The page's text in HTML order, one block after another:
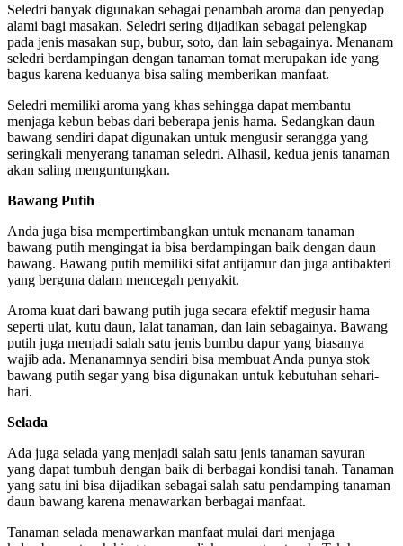
Seledri banyak digunakan sebagai penambah aroma dan penyedap
alami bagi masakan. Seledri sering dijadikan sebagai pelengkap
pada jenis masakan sup, bubur, soto, dan lain sebagainya. Menanam
seledri berdampingan dengan tanaman tomat merupakan ide yang
bagus karena keduanya bisa saling memberikan manfaat.
Seledri memiliki aroma yang khas sehingga dapat membantu
menjaga kebun bebas dari beberapa jenis hama. Sedangkan daun
bawang sendiri dapat digunakan untuk mengusir serangga yang
seringkali menyerang tanaman seledri. Alhasil, kedua jenis tanaman
akan saling menguntungkan.
Bawang Putih
Anda juga bisa mempertimbangkan untuk menanam tanaman
bawang putih mengingat ia bisa berdampingan baik dengan daun
bawang. Bawang putih memiliki sifat antijamur dan juga antibakteri
yang berguna dalam mencegah penyakit.
Aroma kuat dari bawang putih juga secara efektif megusir hama
seperti ulat, kutu daun, lalat tanaman, dan lain sebagainya. Bawang
putih juga menjadi salah satu jenis bumbu dapur yang biasanya
wajib ada. Menanamnya sendiri bisa membuat Anda punya stok
bawang putih segar yang bisa digunakan untuk kebutuhan sehari-
hari.
Selada
Ada juga selada yang menjadi salah satu jenis tanaman sayuran
yang dapat tumbuh dengan baik di berbagai kondisi tanah. Tanaman
yang satu ini bisa dijadikan sebagai salah satu pendamping tanaman
daun bawang karena menawarkan berbagai manfaat.
Tanaman selada menawarkan manfaat mulai dari menjaga